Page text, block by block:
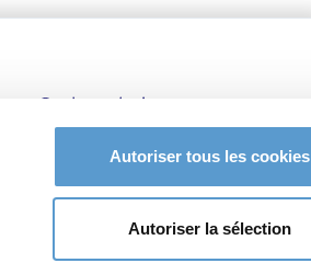
Autoriser tous les cookies
Autoriser la sélection